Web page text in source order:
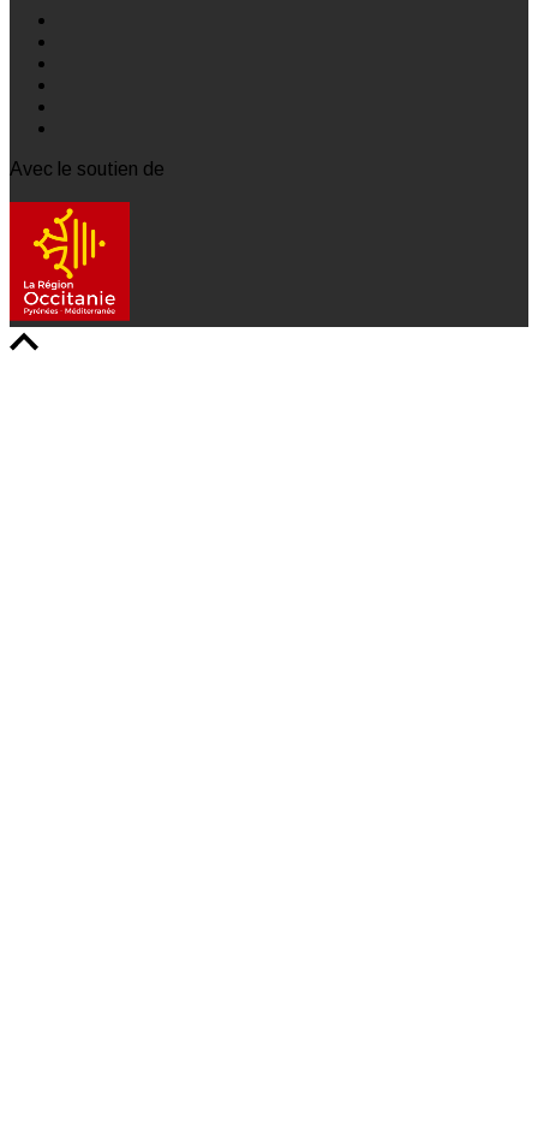
Avec le soutien de